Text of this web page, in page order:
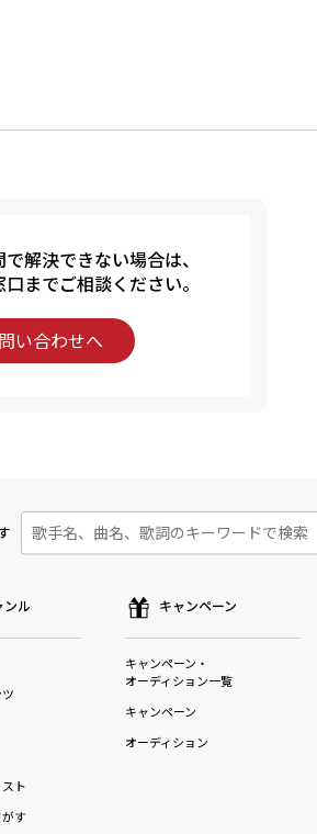
解決できない場合は、
までご相談ください。
い合わせへ
ンル
ト
がす
キャンペーン
キャンペーン・
オーディション一覧
キャンペーン
オーディション